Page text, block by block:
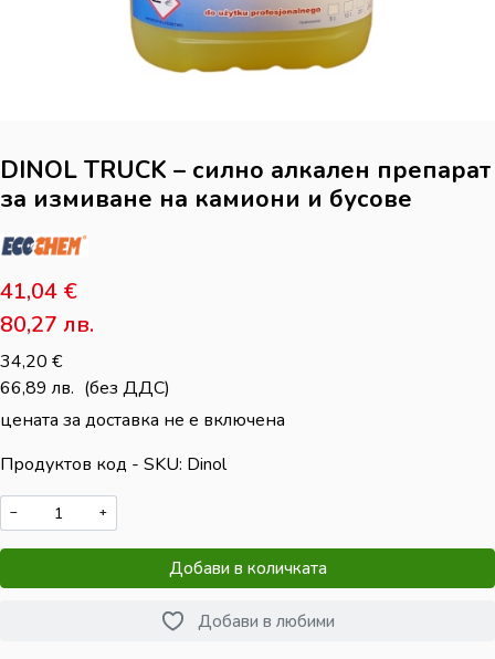
DINOL TRUCK – силно алкален препарат
за измиване на камиони и бусове
41,04 €
80,27 лв.
34,20 €
66,89 лв. (без ДДС)
цената за доставка не е включена
Продуктов код - SKU Dinol
− +
Добави в количката
Добави в любими